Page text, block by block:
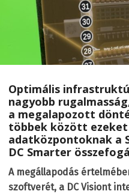
Optimális
nagyobb
a megalapozott
többek között ezeket
adatközpontoknak a
DC Smarter
A megállapodás
szoftverét, a DC Visiont